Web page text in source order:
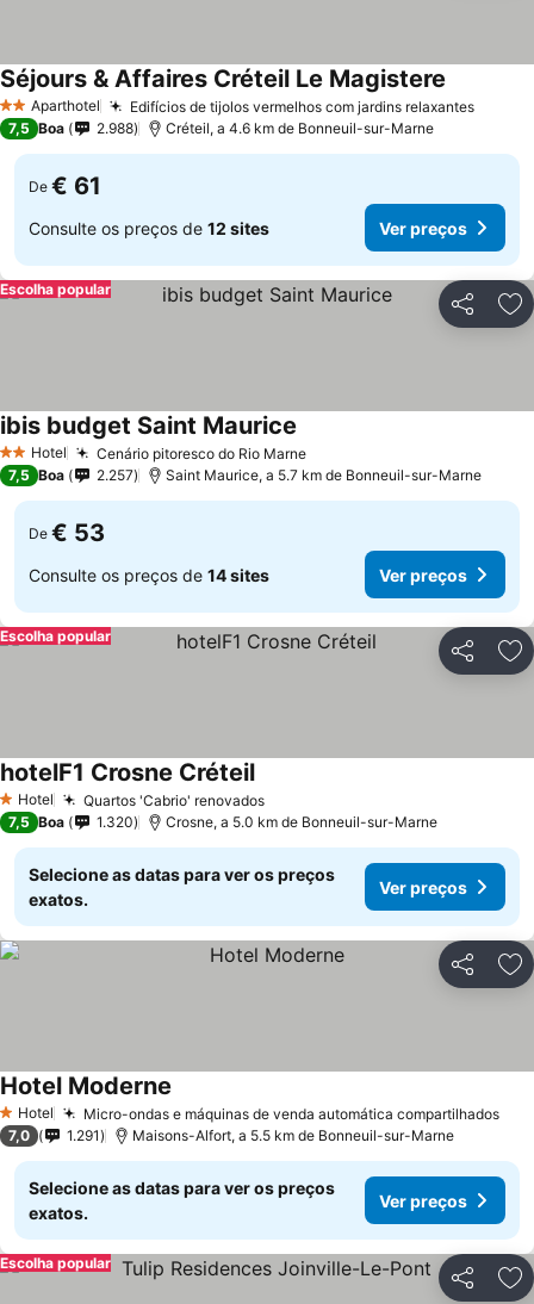
2 EstrelasAparthotel Edifícios de tijolos vermelhos com jardins relaxantesVer
Séjours & Affaires Créteil Le Magistere
7,5 Boa 2.988 Créteil, a 4.6 km de Bonneuil-sur-Marne
De € 61
Consulte os preços de 12 sites Ver preços
Partilhar
Escolha popular
2 Estrelas
Hotel Cenário pitoresco do Rio MarneVer preços
ibis budget Saint Maurice
7,5 Boa 2.257 Saint Maurice, a 5.7 km de Bonneuil-sur-Marne
De € 53
Consulte os preços de 14 sites Ver preços
Partilhar
Escolha popular
1 Estrelas
Hotel Quartos 'Cabrio' renovadosVer preços
hotelF1 Crosne CréteilVer preços
7,5 Boa 1.320 Crosne, a 5.0 km de Bonneuil-sur-Marne
Selecione as datas para ver os preços
exatos.
Ver preços
Partilhar
1 Estrelas
Hotel Micro-ondas e máquinas de venda automática compartilhados
Hotel Moderne
7,0 1.291 Maisons-Alfort, a 5.5 km de Bonneuil-sur-Marne
Selecione as datas para ver os preços
exatos.
Ver preços
Partilhar
Escolha popular